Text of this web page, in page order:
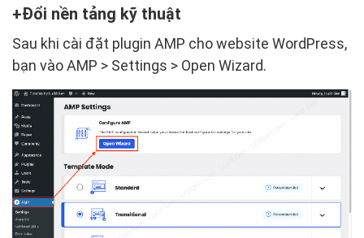
Đổi nền tảng kỹ thuật
Sau khi cài đặt plugin AMP cho website WordPress,
bạn vào AMP > Settings > Open Wizard.